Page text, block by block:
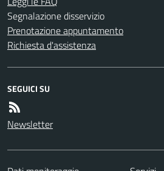
Segnalazione disservizio
Prenotazione appuntamento
Richiesta d'assistenza
SEGUICI SU
Newsletter